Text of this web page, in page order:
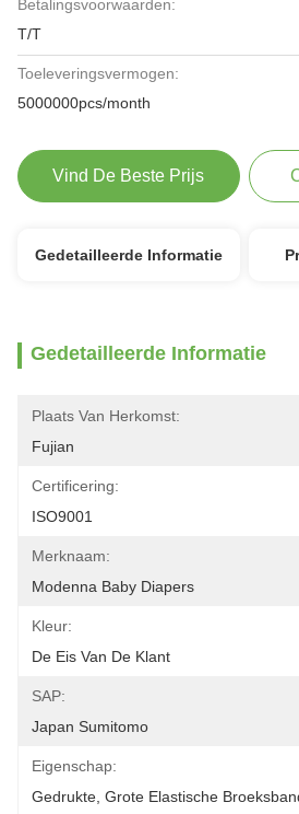
Betalingsvoorwaarden:
T/T
Toeleveringsvermogen:
5000000pcs/month
Vind De Beste Prijs
Gedetailleerde Informatie
Gedetailleerde Informatie
Plaats Van Herkomst:
Fujian
Certificering:
ISO9001
Merknaam:
Modenna Baby Diapers
Kleur:
De Eis Van De Klant
SAP:
Japan Sumitomo
Eigenschap:
Gedrukte, Grote Elastische